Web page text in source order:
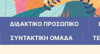
ΔΙΔΑΚΤΙΚΟ ΠΡΟΣΩΠΙΚΟ
ΣΥΝΤΑΚΤΙΚΗ ΟΜΑΔΑ